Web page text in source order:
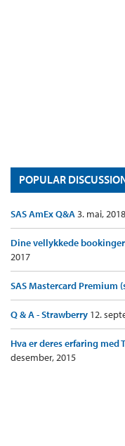
POPULAR
SAS AmEx Q&A3. mai, 2018
Dine vellykkede
2017
SAS Mastercard Premium
Q & A - Strawberry 12.
Hva er deres erfaring
desember, 2015